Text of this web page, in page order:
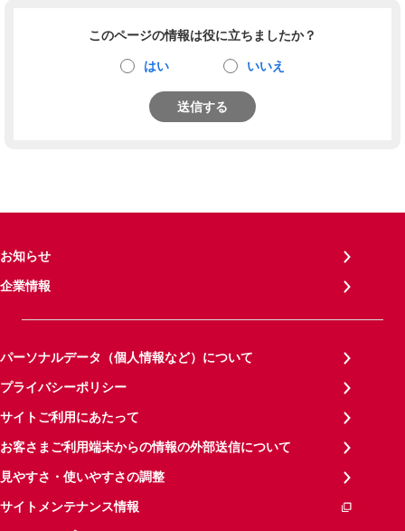
このページの情報は役に立ちましたか？
はい いいえ
送信する
お知らせ
企業情報
パーソナルデータ（個人情報など）について
プライバシーポリシー
サイトご利用にあたって
お客さまご利用端末からの情報の外部送信について
見やすさ・使いやすさの調整
サイトメンテナンス情報